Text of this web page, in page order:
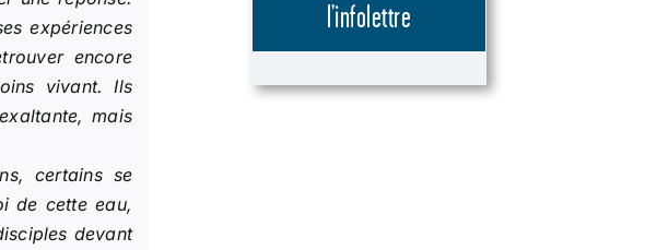
expériences
encore
vivant. Ils
mais
certains se
de cette eau,
devant
l’infolettre